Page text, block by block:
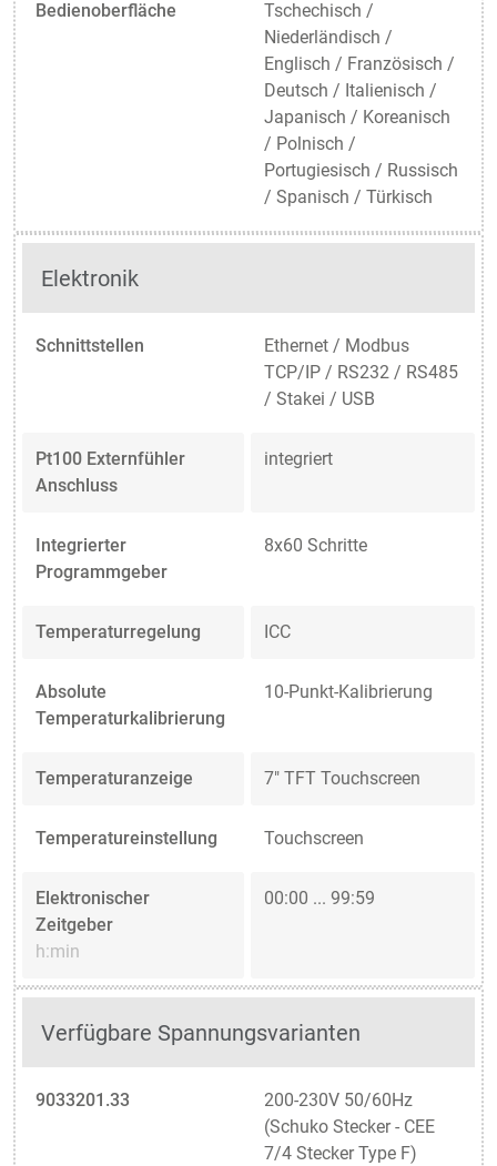
Bedienoberfläche
Tschechisch /
Niederländisch /
Englisch / Französisch /
Deutsch / Italienisch /
Japanisch / Koreanisch
/ Polnisch /
Portugiesisch / Russisch
/ Spanisch / Türkisch
Elektronik
Schnittstellen
Ethernet / Modbus
TCP/IP / RS232 / RS485
/ Stakei / USB
Pt100 Externfühler
Anschluss
integriert
Integrierter
Programmgeber
8x60 Schritte
Temperaturregelung ICC
Absolute
Temperaturkalibrierung
10-Punkt-Kalibrierung
Temperaturanzeige 7" TFT Touchscreen
Temperatureinstellung Touchscreen
Elektronischer
Zeitgeber
h:min
00:00 ... 99:59
Verfügbare Spannungsvarianten
9033201.33
200-230V 50/60Hz
(Schuko Stecker - CEE
7/4 Stecker Type F)